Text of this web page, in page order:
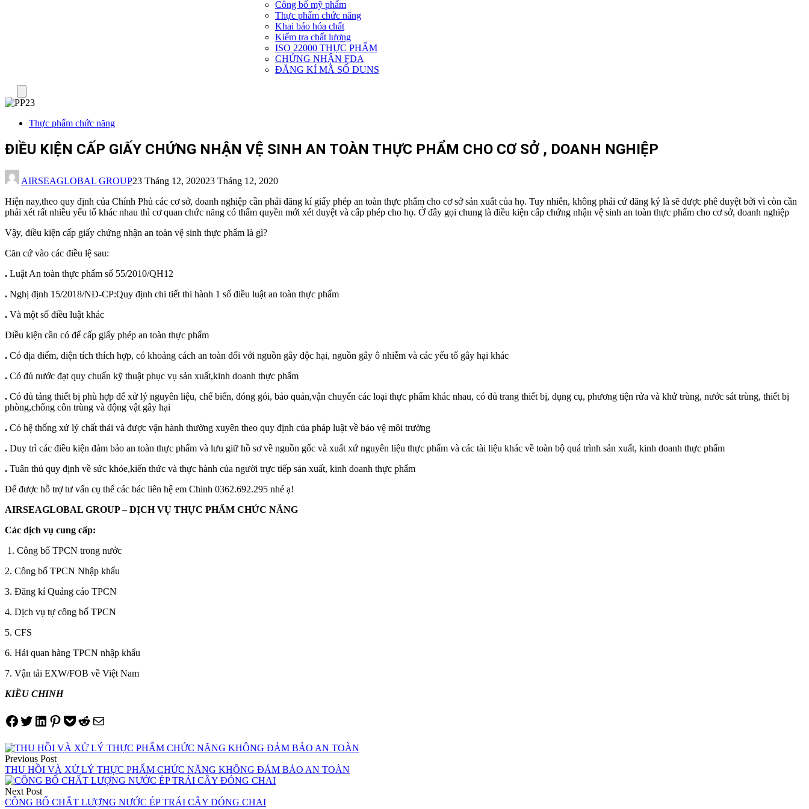
Dịch
vụ
khác
Công bố mỹ phẩm
Thực phẩm chức năng
Khai báo hóa chất
Kiểm tra chất lượng
ISO 22000 THỰC PHẨM
CHỨNG NHẬN FDA
ĐĂNG KÍ MÃ SỐ DUNS
Thực phẩm chức năng
ĐIỀU KIỆN CẤP GIẤY CHỨNG NHẬN VỆ SINH AN TOÀN THỰC PHẨM CHO CƠ SỞ , DOANH NGHIỆP
AIRSEAGLOBAL GROUP23 Tháng 12, 202023 Tháng 12, 2020
Hiện nay,theo quy định của Chính Phủ các cơ sở, doanh nghiệp cần phải đăng kí giấy phép an toàn thực phẩm cho cơ sở sản xuất của họ. Tuy nhiên, không phải cứ đăng ký là sẽ được phê duyệt bởi vì còn cần
phải xét rất nhiều yếu tố khác nhau thì cơ quan chức năng có thẩm quyền mới xét duyệt và cấp phép cho họ. Ở đây gọi chung là điều kiện cấp chứng nhận vệ sinh an toàn thực phẩm cho cơ sở, doanh nghiệp
Vậy, điều kiện cấp giấy chứng nhận an toàn vệ sinh thực phẩm là gì?
Căn cứ vào các điều lệ sau:
. Luật An toàn thực phẩm số 55/2010/QH12
. Nghị định 15/2018/NĐ-CP:Quy định chi tiết thi hành 1 số điều luật an toàn thực phẩm
. Và một số điều luật khác
Điều kiện cần có để cấp giấy phép an toàn thực phẩm
. Có địa điểm, diện tích thích hợp, có khoảng cách an toàn đối với nguồn gây độc hại, nguồn gây ô nhiễm và các yếu tố gây hại khác
. Có đủ nước đạt quy chuẩn kỹ thuật phục vụ sản xuất,kinh doanh thực phẩm
. Có đủ tảng thiết bị phù hợp để xử lý nguyên liệu, chế biến, đóng gói, bảo quản,vận chuyển các loại thực phẩm khác nhau, có đủ trang thiết bị, dụng cụ, phương tiện rửa và khử trùng, nước sát trùng, thiết bị
phòng,chống côn trùng và động vật gây hại
. Có hệ thống xử lý chất thải và được vận hành thường xuyên theo quy định của pháp luật về bảo vệ môi trường
. Duy trì các điều kiện đảm bảo an toàn thực phẩm và lưu giữ hồ sơ về nguồn gốc và xuất xứ nguyên liệu thực phẩm và các tài liệu khác về toàn bộ quá trình sản xuất, kinh doanh thực phẩm
. Tuân thủ quy định về sức khỏe,kiến thức và thực hành của người trực tiếp sản xuất, kinh doanh thực phẩm
Để được hỗ trợ tư vấn cụ thể các bác liên hệ em Chinh 0362.692.295 nhé ạ!
AIRSEAGLOBAL GROUP – DỊCH VỤ THỰC PHẨM CHỨC NĂNG
Các dịch vụ cung cấp:
1. Công bố TPCN trong nước
2. Công bố TPCN Nhập khẩu
3. Đăng kí Quảng cáo TPCN
4. Dịch vụ tự công bố TPCN
5. CFS
6. Hải quan hàng TPCN nhập khẩu
7. Vận tải EXW/FOB về Việt Nam
KIỀU CHINH
Share on Facebook
Tweet on Twitter
Share on LinkedIn
Pin on Pinterest
Save to pocket
Share on Reddit
Share via Email
Điều
hướng
bài
viết
Previous Post
THU HỒI VÀ XỬ LÝ THỰC PHẨM CHỨC NĂNG KHÔNG ĐẢM BẢO AN TOÀN
Next Post
CÔNG BỐ CHẤT LƯỢNG NƯỚC ÉP TRÁI CÂY ĐÓNG CHAI